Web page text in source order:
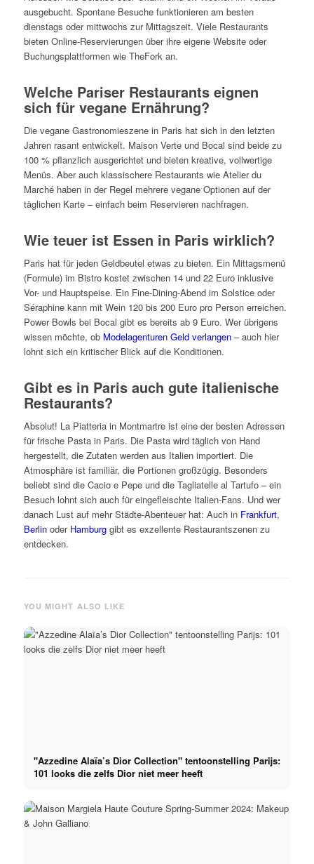
ausgebucht. Spontane Besuche funktionieren am besten
dienstags oder mittwochs zur Mittagszeit. Viele Restaurants
bieten Online-Reservierungen über ihre eigene Website oder
Buchungsplattformen wie TheFork an.
Welche Pariser Restaurants eignen
sich für vegane Ernährung?
Die vegane Gastronomieszene in Paris hat sich in den letzten
Jahren rasant entwickelt. Maison Verte und Bocal sind beide zu
100 % pflanzlich ausgerichtet und bieten kreative, vollwertige
Menüs. Aber auch klassischere Restaurants wie Atelier du
Marché haben in der Regel mehrere vegane Optionen auf der
täglichen Karte – einfach beim Reservieren nachfragen.
Wie teuer ist Essen in Paris wirklich?
Paris hat für jeden Geldbeutel etwas zu bieten. Ein Mittagsmenü
(Formule) im Bistro kostet zwischen 14 und 22 Euro inklusive
Vor- und Hauptspeise. Ein Fine-Dining-Abend im Solstice oder
Séraphine kann mit Wein 120 bis 200 Euro pro Person erreichen.
Power Bowls bei Bocal gibt es bereits ab 9 Euro. Wer übrigens
wissen möchte, ob Modelagenturen Geld verlangen– auch hier
lohnt sich ein kritischer Blick auf die Konditionen.
Gibt es in Paris auch gute italienische
Restaurants?
Absolut! La Piatteria in Montmartre ist eine der besten Adressen
für frische Pasta in Paris. Die Pasta wird täglich von Hand
hergestellt, die Zutaten werden aus Italien importiert. Die
Atmosphäre ist familiär, die Portionen großzügig. Besonders
beliebt sind die Cacio e Pepe und die Tagliatelle al Tartufo – ein
Besuch lohnt sich auch für eingefleischte Italien-Fans. Und wer
danach Lust auf mehr Städte-Abenteuer hat: Auch in Frankfurt,
Berlinoder Hamburggibt es exzellente Restaurantszenen zu
entdecken.
YOU MIGHT ALSO LIKE
"Azzedine Alaïa’s Dior Collection" tentoonstelling Parijs:
101 looks die zelfs Dior niet meer heeft